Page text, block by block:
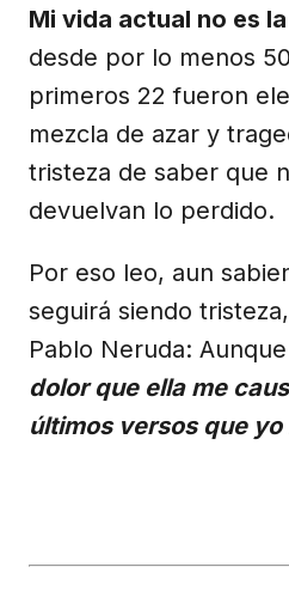
Mi vida actual no es
desde por lo menos
primeros 22 fueron
mezcla de azar y
tristeza de saber que
devuelvan lo perdido.
Por eso leo, aun
seguirá siendo
Pablo Neruda: Aunque
dolor que ella me
últimos versos que